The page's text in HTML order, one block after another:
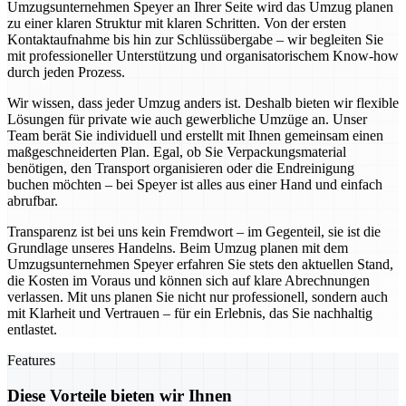
Umzugsunternehmen Speyer an Ihrer Seite wird das Umzug planen
zu einer klaren Struktur mit klaren Schritten. Von der ersten
Kontaktaufnahme bis hin zur Schlüssübergabe – wir begleiten Sie
mit professioneller Unterstützung und organisatorischem Know-how
durch jeden Prozess.
Wir wissen, dass jeder Umzug anders ist. Deshalb bieten wir flexible
Lösungen für private wie auch gewerbliche Umzüge an. Unser
Team berät Sie individuell und erstellt mit Ihnen gemeinsam einen
maßgeschneiderten Plan. Egal, ob Sie Verpackungsmaterial
benötigen, den Transport organisieren oder die Endreinigung
buchen möchten – bei Speyer ist alles aus einer Hand und einfach
abrufbar.
Transparenz ist bei uns kein Fremdwort – im Gegenteil, sie ist die
Grundlage unseres Handelns. Beim Umzug planen mit dem
Umzugsunternehmen Speyer erfahren Sie stets den aktuellen Stand,
die Kosten im Voraus und können sich auf klare Abrechnungen
verlassen. Mit uns planen Sie nicht nur professionell, sondern auch
mit Klarheit und Vertrauen – für ein Erlebnis, das Sie nachhaltig
entlastet.
Features
Diese Vorteile bieten wir Ihnen